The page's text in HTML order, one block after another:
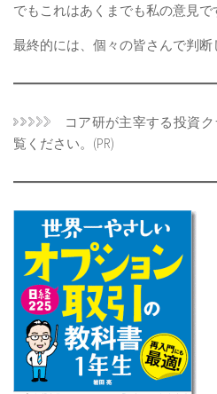
でもこれはあくまでも私の意見で
最終的には、個々の皆さんで判断
コア研が主宰する投資ク
覧ください。(PR)